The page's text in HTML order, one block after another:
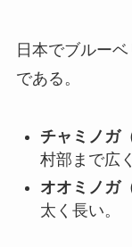
日本でブルー
である。
チャミノガ
村部まで広
オオミノガ
太く長い。